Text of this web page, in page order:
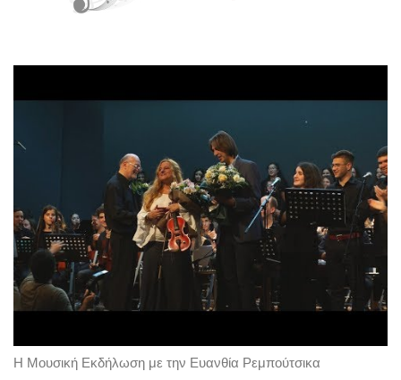
Η Μουσική Εκδήλωση με την Ευανθία Ρεμπούτσικα